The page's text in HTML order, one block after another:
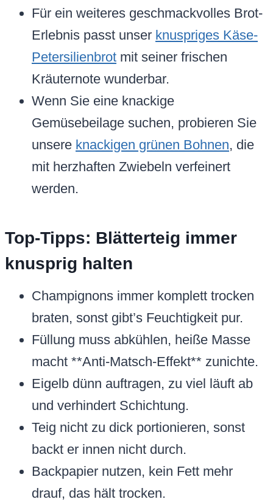
Für ein weiteres geschmackvolles Brot-
Erlebnis passt unser knuspriges Käse-
Petersilienbrot mit seiner frischen
Kräuternote wunderbar.
Wenn Sie eine knackige
Gemüsebeilage suchen, probieren Sie
unsere knackigen grünen Bohnen, die
mit herzhaften Zwiebeln verfeinert
werden.
Top-Tipps: Blätterteig immer
knusprig halten
Champignons immer komplett trocken
braten, sonst gibt’s Feuchtigkeit pur.
Füllung muss abkühlen, heiße Masse
macht **Anti-Matsch-Effekt** zunichte.
Eigelb dünn auftragen, zu viel läuft ab
und verhindert Schichtung.
Teig nicht zu dick portionieren, sonst
backt er innen nicht durch.
Backpapier nutzen, kein Fett mehr
drauf, das hält trocken.